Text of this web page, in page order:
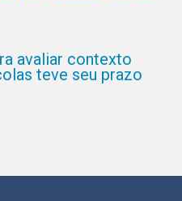
avaliar contexto
teve seu prazo